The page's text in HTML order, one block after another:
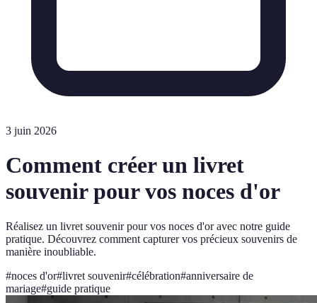
3 juin 2026
Comment créer un livret
souvenir pour vos noces d'or
Réalisez un livret souvenir pour vos noces d'or avec notre guide
pratique. Découvrez comment capturer vos précieux souvenirs de
manière inoubliable.
#noces d'or#livret souvenir#célébration#anniversaire de
mariage#guide pratique